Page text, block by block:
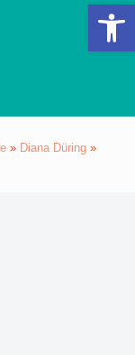
» Diana Düring »